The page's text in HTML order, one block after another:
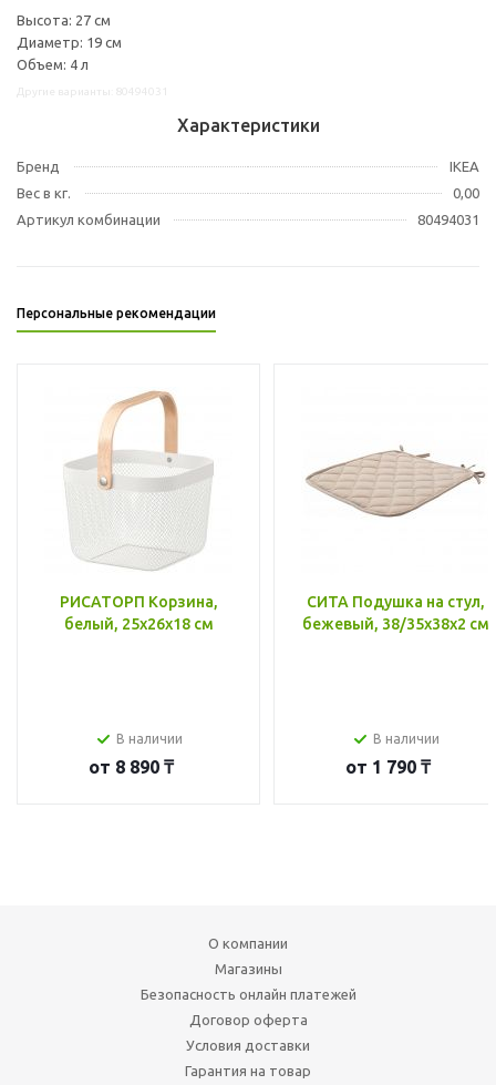
Высота: 27 см
Диаметр: 19 см
Объем: 4 л
Характеристики
Бренд
IKEA
Вес в кг.
0,00
Артикул комбинации
80494031
Персональные рекомендации
РИСАТОРП Корзина,
белый, 25x26x18 см
В наличии
от 8 890 ₸
СИТА Подушка на стул,
бежевый, 38/35x38x2 см
В наличии
от 1 790 ₸
О компании
Магазины
Безопасность онлайн платежей
Договор оферта
Условия доставки
Гарантия на товар